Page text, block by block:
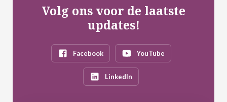
Volg ons voor de laatste
updates!
Facebook YouTube
LinkedIn